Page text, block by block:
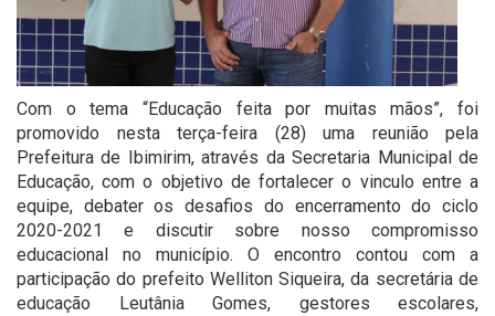
Com o tema “Educação feita por muitas mãos”, foi
promovido nesta terça-feira (28) uma reunião pela
Prefeitura de Ibimirim, através da Secretaria Municipal de
Educação, com o objetivo de fortalecer o vinculo entre a
equipe, debater os desafios do encerramento do ciclo
2020-2021 e discutir sobre nosso compromisso
educacional no município. O encontro contou com a
participação do prefeito Welliton Siqueira, da secretária de
educação Leutânia Gomes, gestores escolares,